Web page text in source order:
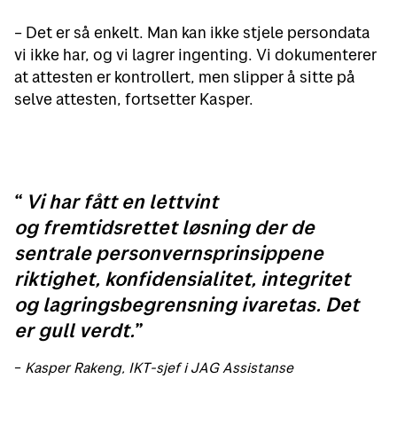
– Det er så enkelt. Man kan ikke stjele persondata
vi ikke har, og vi lagrer ingenting. Vi dokumenterer
at attesten er kontrollert, men slipper å sitte på
selve attesten, fortsetter Kasper.
Vi har fått en lettvint
og fremtidsrettet løsning der de
sentrale personvernsprinsippene
riktighet, konfidensialitet, integritet
og lagringsbegrensning ivaretas. Det
er gull verdt.
– KasperRakeng, IKT-sjef i JAG Assistanse